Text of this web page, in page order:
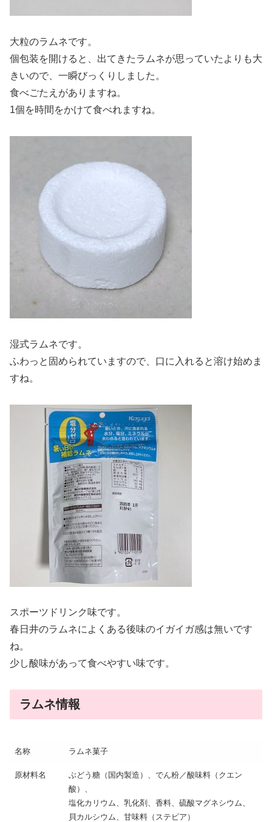
大粒のラムネです。
個包装を開けると、出てきたラムネが思っていたよりも大
きいので、一瞬びっくりしました。
食べごたえがありますね。
1個を時間をかけて食べれますね。
湿式ラムネです。
ふわっと固められていますので、口に入れると溶け始めま
すね。
スポーツドリンク味です。
春日井のラムネによくある後味のイガイガ感は無いです
ね。
少し酸味があって食べやすい味です。
ラムネ情報
名称 ラムネ菓子
原材料名
ぶどう糖（国内製造）、でん粉／酸味料（クエン
酸）、
塩化カリウム、乳化剤、香料、硫酸マグネシウム、
貝カルシウム、甘味料（ステビア）